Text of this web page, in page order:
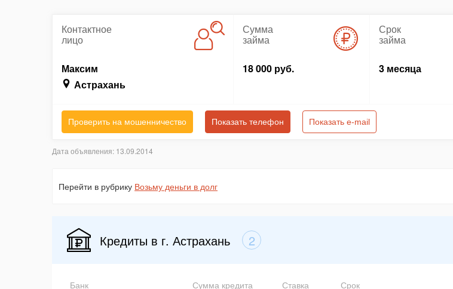
Контактное
лицо
Максим
Астрахань
Сумма
займа
18 000 руб.
Срок
займа
3 месяца
Проверить на мошенничество Показать телефон Показать e-mail
Дата объявления: 13.09.2014
Перейти в рубрику Возьму деньги в долг
Кредиты в г. Астрахань 2
Банк Сумма кредита Ставка Срок